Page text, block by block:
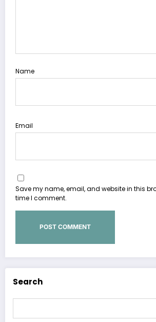
Name
Email
Save my name, email, and website in this
time I comment.
Search